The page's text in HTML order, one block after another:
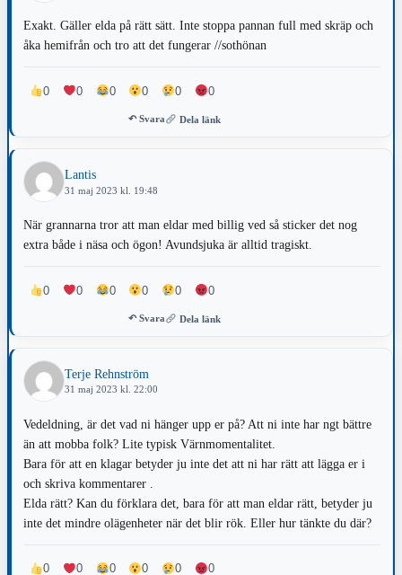
Exakt. Gäller elda på rätt sätt. Inte stoppa pannan full med skräp och
åka hemifrån och tro att det fungerar //sothönan
0 0 0 0 0 0
↶ Svara Dela länk
Lantis
31 maj 2023 kl. 19:48
När grannarna tror att man eldar med billig ved så sticker det nog
extra både i näsa och ögon! Avundsjuka är alltid tragiskt.
0 0 0 0 0 0
↶ Svara Dela länk
Terje Rehnström
31 maj 2023 kl. 22:00
Vedeldning, är det vad ni hänger upp er på? Att ni inte har ngt bättre
än att mobba folk? Lite typisk Värnmomentalitet.
Bara för att en klagar betyder ju inte det att ni har rätt att lägga er i
och skriva kommentarer .
Elda rätt? Kan du förklara det, bara för att man eldar rätt, betyder ju
inte det mindre olägenheter när det blir rök. Eller hur tänkte du där?
0 0 0 0 0 0